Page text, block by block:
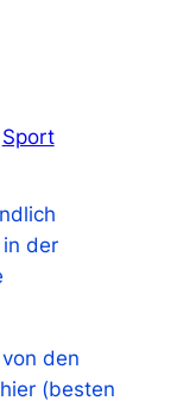
Sport
der
den
(besten